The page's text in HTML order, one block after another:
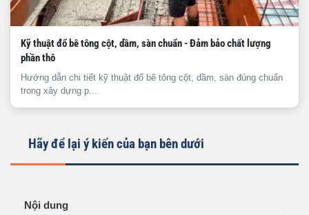
Kỹ thuật đổ bê tông cột, dầm, sàn chuẩn - Đảm bảo chất lượng
phần thô
Hướng dẫn chi tiết kỹ thuật đổ bê tông cột, dầm, sàn đúng chuẩn
trong xây dựng p...
Hãy để lại ý kiến của bạn bên dưới
Nội dung